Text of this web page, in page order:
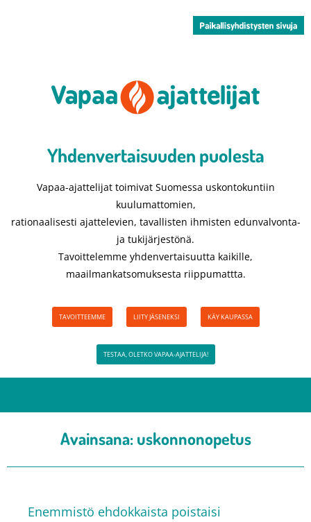
Yhdenvertaisuuden puolesta​
Vapaa-ajattelijat toimivat Suomessa uskontokuntiin
kuulumattomien,
rationaalisesti ajattelevien, tavallisten ihmisten edunvalvonta-
ja tukijärjestönä.
Tavoittelemme yhdenvertaisuutta kaikille,
maailmankatsomuksesta riippumattta.
TAVOITTEEMME LIITY JÄSENEKSI KÄY KAUPASSA
TESTAA, OLETKO VAPAA-AJATTELIJA!
Avainsana:uskonnonopetus
Enemmistö ehdokkaista poistaisi